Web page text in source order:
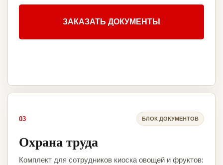
ЗАКАЗАТЬ ДОКУМЕНТЫ
03 БЛОК ДОКУМЕНТОВ
Охрана труда
Комплект для сотрудников киоска овощей и фруктов: